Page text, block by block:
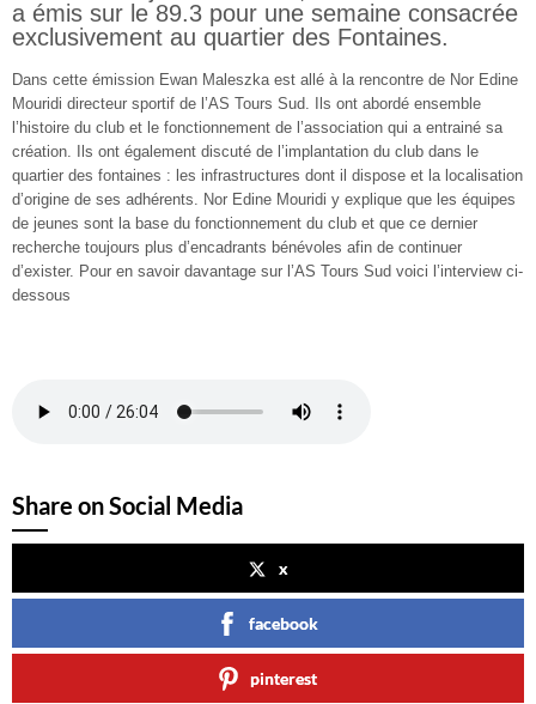
a émis sur le 89.3 pour une semaine consacrée
exclusivement au quartier des Fontaines.
Dans cette émission Ewan Maleszka est allé à la rencontre de Nor Edine
Mouridi directeur sportif de l’AS Tours Sud. Ils ont abordé ensemble
l’histoire du club et le fonctionnement de l’association qui a entrainé sa
création. Ils ont également discuté de l’implantation du club dans le
quartier des fontaines : les infrastructures dont il dispose et la localisation
d’origine de ses adhérents. Nor Edine Mouridi y explique que les équipes
de jeunes sont la base du fonctionnement du club et que ce dernier
recherche toujours plus d’encadrants bénévoles afin de continuer
d’exister. Pour en savoir davantage sur l’AS Tours Sud voici l’interview ci-
dessous
Share on Social Media
x
facebook
pinterest